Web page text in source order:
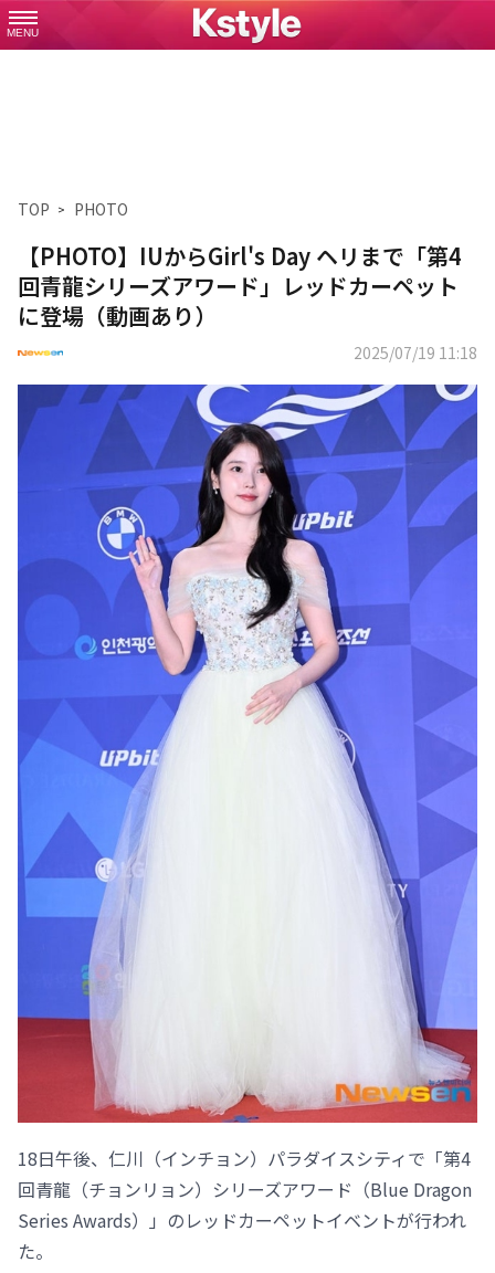
MENU
TOP PHOTO
【PHOTO】IUからGirl's Day ヘリまで「第4
回青龍シリーズアワード」レッドカーペット
に登場（動画あり）
2025/07/19 11:18
18日午後、仁川（インチョン）パラダイスシティで「第4
回青龍（チョンリョン）シリーズアワード（Blue Dragon
Series Awards）」のレッドカーペットイベントが行われ
た。